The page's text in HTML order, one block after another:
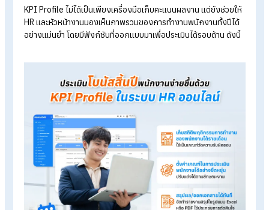
ทดลองใช้งานฟรี 30 วัน
รู้จักกับ KPI Profile ในระบบ HR ออนไลน์ เครื่องมือช่วยประเมินการ
ให้โบนัสพนักงานง่าย ๆ
KPI Profile ช่วยให้การประเมินการให้โบนัสพนักงานง่ายขึ้นอย่างไร
บ้าง
สรุป ประเมินโบนัสสิ้นปีง่ายขึ้น ด้วย KPI Profile ในระบบ HR ออนไลน์
FAQ ระบบ HR ออนไลน์กับการประเมินโบนัส
KPI Profileช่วยให้การประเมินการให้
โบนัสพนักงานง่ายขึ้นอย่างไรบ้าง